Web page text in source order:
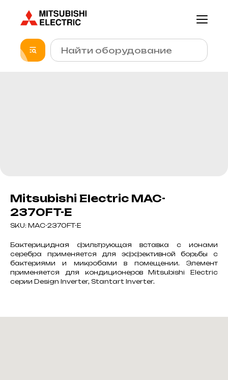
Mitsubishi Electric MAC-
2370FT-E
SKU: MAC-2370FT-E
Бактерицидная фильтрующая вставка с ионами
серебра применяется для эффективной борьбы с
бактериями и микробами в помещении. Элемент
применяется для кондиционеров Mitsubishi Electric
серии Design Inverter, Stantart Inverter.